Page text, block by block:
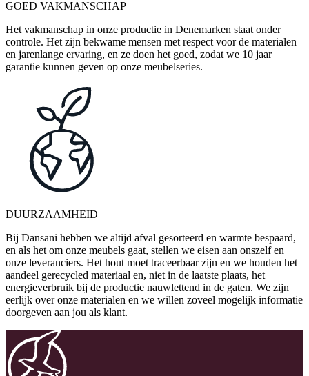
GOED VAKMANSCHAP
Het vakmanschap in onze productie in Denemarken staat onder
controle. Het zijn bekwame mensen met respect voor de materialen
en jarenlange ervaring, en ze doen het goed, zodat we 10 jaar
garantie kunnen geven op onze meubelseries.
DUURZAAMHEID
Bij Dansani hebben we altijd afval gesorteerd en warmte bespaard,
en als het om onze meubels gaat, stellen we eisen aan onszelf en
onze leveranciers. Het hout moet traceerbaar zijn en we houden het
aandeel gerecycled materiaal en, niet in de laatste plaats, het
energieverbruik bij de productie nauwlettend in de gaten. We zijn
eerlijk over onze materialen en we willen zoveel mogelijk informatie
doorgeven aan jou als klant.